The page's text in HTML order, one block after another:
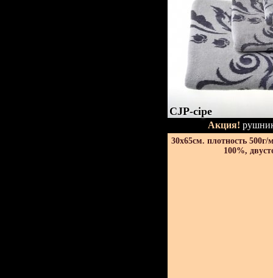
CJP-сіре
Акция!
30х65см. плотность 500г/
100%,